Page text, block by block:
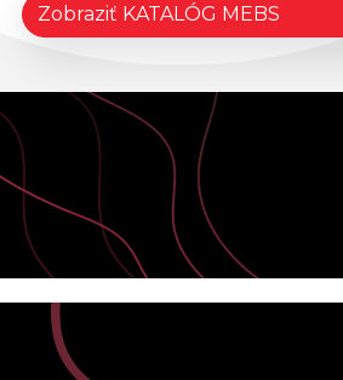
Zobraziť KATALÓG MEBS